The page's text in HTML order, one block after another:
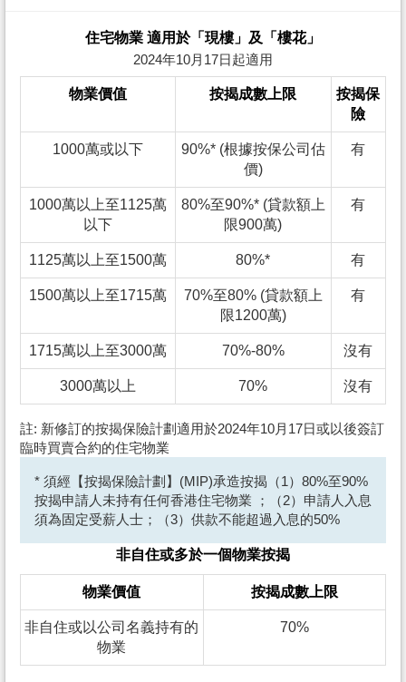
住宅物業 適用於「現樓」及「樓花」
2024年10月17日起適用
物業價值 按揭成數上限
按揭保
險
1000萬或以下
90%* (根據按保公司估
價)
有
1000萬以上至1125萬
以下
80%至90%* (貸款額上
限900萬)
有
1125萬以上至1500萬 80%* 有
1500萬以上至1715萬
70%至80% (貸款額上
限1200萬)
有
1715萬以上至3000萬 70%-80% 沒有
3000萬以上 70% 沒有
註: 新修訂的按揭保險計劃適用於2024年10月17日或以後簽訂
臨時買賣合約的住宅物業
* 須經【按揭保險計劃】(MIP)承造按揭（1）80%至90%
按揭申請人未持有任何香港住宅物業 ；（2）申請人入息
須為固定受薪人士；（3）供款不能超過入息的50%
非自住或多於一個物業按揭
物業價值 按揭成數上限
非自住或以公司名義持有的
物業
70%